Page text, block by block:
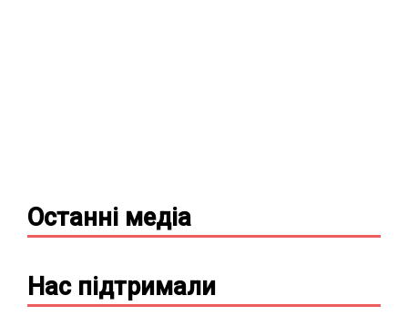
Останні медіа
Нас підтримали